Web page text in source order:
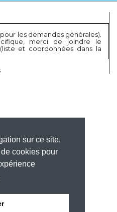
sur ce site,
cookies pour
les demandes générales).
merci de joindre le
et coordonnées dans la